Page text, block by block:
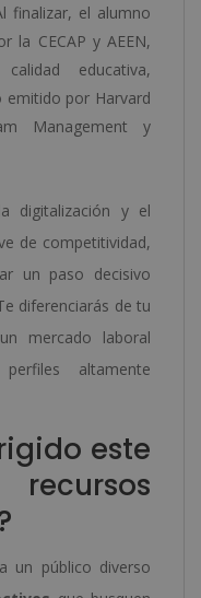
finalizar, el alumno
la CECAP y AEEN,
educativa,
emitido por Harvard
Management y
digitalización y el
de competitividad,
un paso decisivo
diferenciarás de tu
mercado laboral
altamente
este
un público diverso